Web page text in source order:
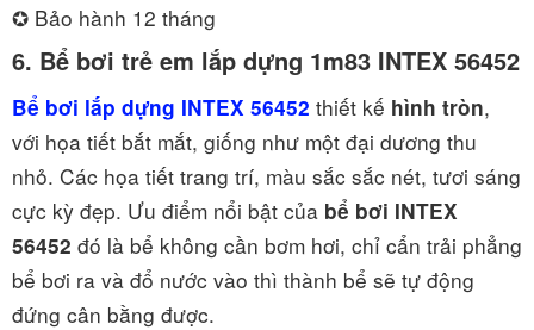
✪ Bảo hành 12 tháng
6. Bể bơi trẻ em lắp dựng 1m83 INTEX 56452
Bể bơi lắp dựng INTEX 56452 thiết kế hình tròn,
với họa tiết bắt mắt, giống như một đại dương thu
nhỏ. Các họa tiết trang trí, màu sắc sắc nét, tươi sáng
cực kỳ đẹp. Ưu điểm nổi bật của bể bơi INTEX
56452 đó là bể không cần bơm hơi, chỉ cẩn trải phẳng
bể bơi ra và đổ nước vào thì thành bể sẽ tự động
đứng cân bằng được.